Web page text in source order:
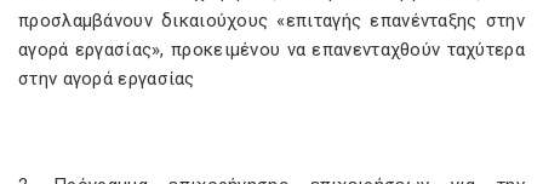
προσλαμβάνουν δικαιούχους «επιταγής επανένταξης στην
αγορά εργασίας», προκειμένου να επανενταχθούν ταχύτερα
στην αγορά εργασίας